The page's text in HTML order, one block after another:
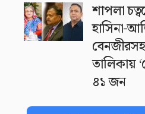
শাপলা
হাসিনা-
তালিকায়
৪১ জন